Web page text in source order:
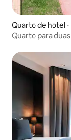
Quarto de hotel
Quarto para